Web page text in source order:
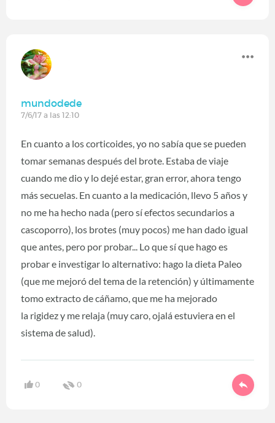
mundodede
7/6/17 a las 12:10
En cuanto a los corticoides, yo no sabía que se pueden
tomar semanas después del brote. Estaba de viaje
cuando me dio y lo dejé estar, gran error, ahora tengo
más secuelas. En cuanto a la medicación, llevo 5 años y
no me ha hecho nada (pero sí efectos secundarios a
cascoporro), los brotes (muy pocos) me han dado igual
que antes, pero por probar... Lo que sí que hago es
probar e investigar lo alternativo: hago la dieta Paleo
(que me mejoró del tema de la retención) y últimamente
tomo extracto de cáñamo, que me ha mejorado
la rigidez y me relaja (muy caro, ojalá estuviera en el
sistema de salud).
0 0